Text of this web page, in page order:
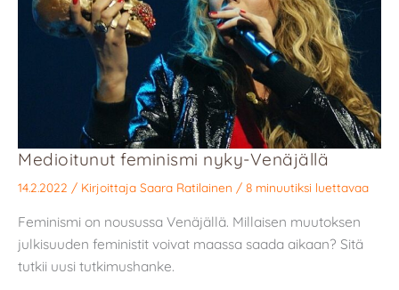
Medioitunut feminismi nyky-Venäjällä
14.2.2022 / Kirjoittaja Saara Ratilainen / 8 minuutiksi luettavaa
Feminismi on nousussa Venäjällä. Millaisen muutoksen
julkisuuden feministit voivat maassa saada aikaan? Sitä
tutkii uusi tutkimushanke.